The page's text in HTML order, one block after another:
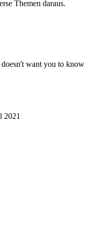
Themen daraus.
want you to know
2021